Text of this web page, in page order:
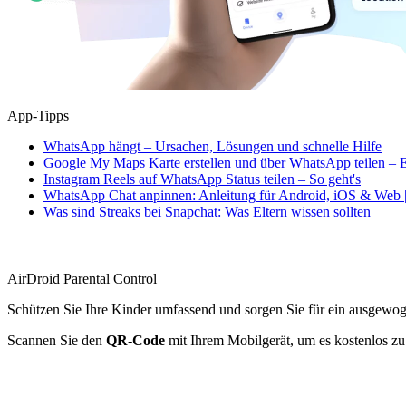
App-Tipps
WhatsApp hängt – Ursachen, Lösungen und schnelle Hilfe
Google My Maps Karte erstellen und über WhatsApp teilen –
Instagram Reels auf WhatsApp Status teilen – So geht's
WhatsApp Chat anpinnen: Anleitung für Android, iOS & Web
Was sind Streaks bei Snapchat: Was Eltern wissen sollten
AirDroid Parental Control
Schützen Sie Ihre Kinder umfassend und sorgen Sie für ein
Scannen Sie den QR-Code mit Ihrem Mobilgerät, um es kostenlos